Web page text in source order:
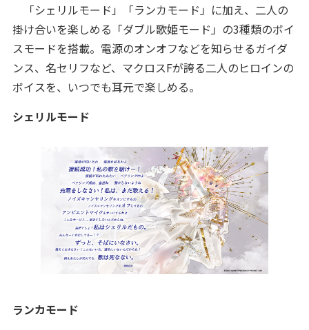
「シェリルモード」「ランカモード」に加え、二人の
掛け合いを楽しめる「ダブル歌姫モード」の3種類のボイ
スモードを搭載。電源のオンオフなどを知らせるガイダ
ンス、名セリフなど、マクロスFが誇る二人のヒロインの
ボイスを、いつでも耳元で楽しめる。
シェリルモード
ランカモード